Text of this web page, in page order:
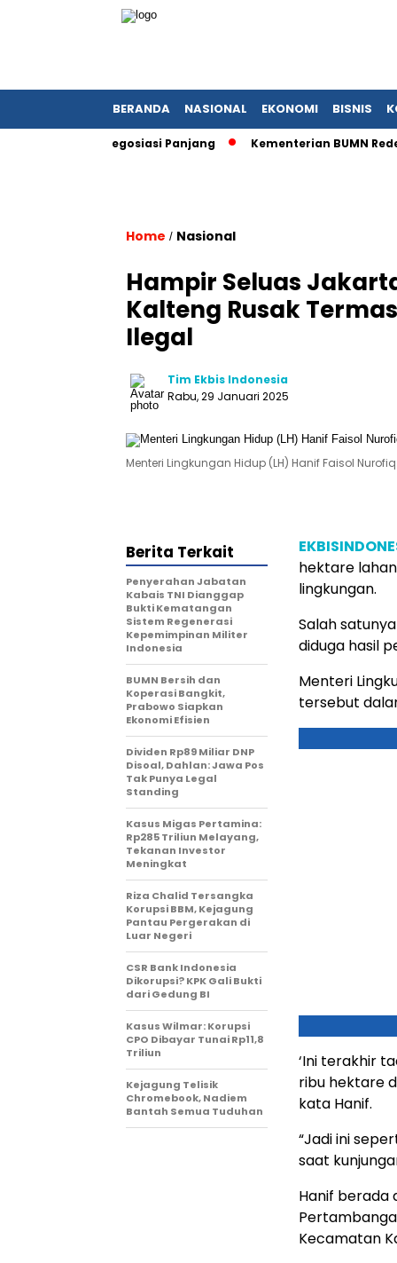
BERANDA NASIONAL EKONOMI BISNIS
Dekade Negosiasi Panjang Kementerian BUMN Redefinisi
Home / Nasional
Hampir Seluas
Kalteng Rusak
Ilegal
Tim Ekbis Indonesia
Rabu, 29 Januari 2025
Menteri Lingkungan Hidup (LH) Hanif Faisol
hektare
lingkungan.
Salah
diduga hasil
Menteri
tersebut
‘Ini terakhir
ribu hektare
kata Hanif.
“Jadi ini
saat
Hanif berada
Kecamatan
Berita Terkait
Penyerahan Jabatan
Kabais TNI Dianggap
Bukti Kematangan
Sistem Regenerasi
Kepemimpinan Militer
Indonesia
BUMN Bersih dan
Koperasi Bangkit,
Prabowo Siapkan
Ekonomi Efisien
Dividen Rp89 Miliar DNP
Disoal, Dahlan: Jawa Pos
Tak Punya Legal
Standing
Kasus Migas Pertamina:
Rp285 Triliun Melayang,
Tekanan Investor
Meningkat
Riza Chalid Tersangka
Korupsi BBM, Kejagung
Pantau Pergerakan di
Luar Negeri
CSR Bank Indonesia
Dikorupsi? KPK Gali Bukti
dari Gedung BI
Kasus Wilmar: Korupsi
CPO Dibayar Tunai Rp11,8
Triliun
Kejagung Telisik
Chromebook, Nadiem
Bantah Semua Tuduhan